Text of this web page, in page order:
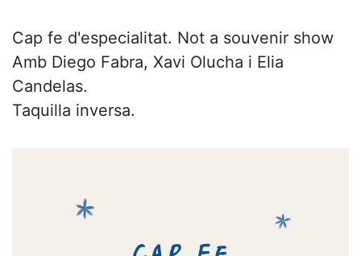
Cap fe d'especialitat. Not a souvenir show
Amb Diego Fabra, Xavi Olucha i Elia
Candelas.
Taquilla inversa.